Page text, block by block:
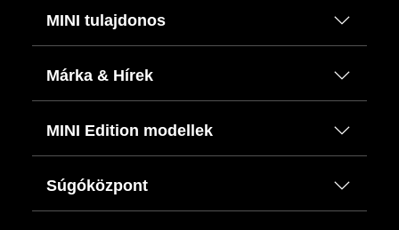
MINI tulajdonos
Márka & Hírek
MINI Edition modellek
Súgóközpont